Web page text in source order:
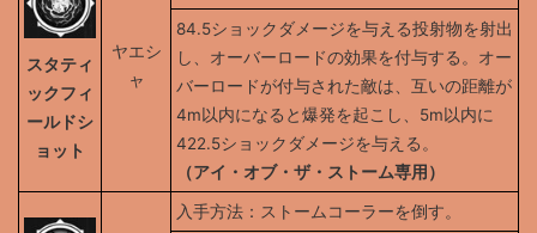
スタティ
ックフィ
ールドシ
ョット
ヤエシ
ャ
84.5ショックダメージを与える投射物を射出
し、オーバーロードの効果を付与する。オー
バーロードが付与された敵は、互いの距離が
4m以内になると爆発を起こし、5m以内に
422.5ショックダメージを与える。
（アイ・オブ・ザ・ストーム専用）
入手方法：ストームコーラーを倒す。